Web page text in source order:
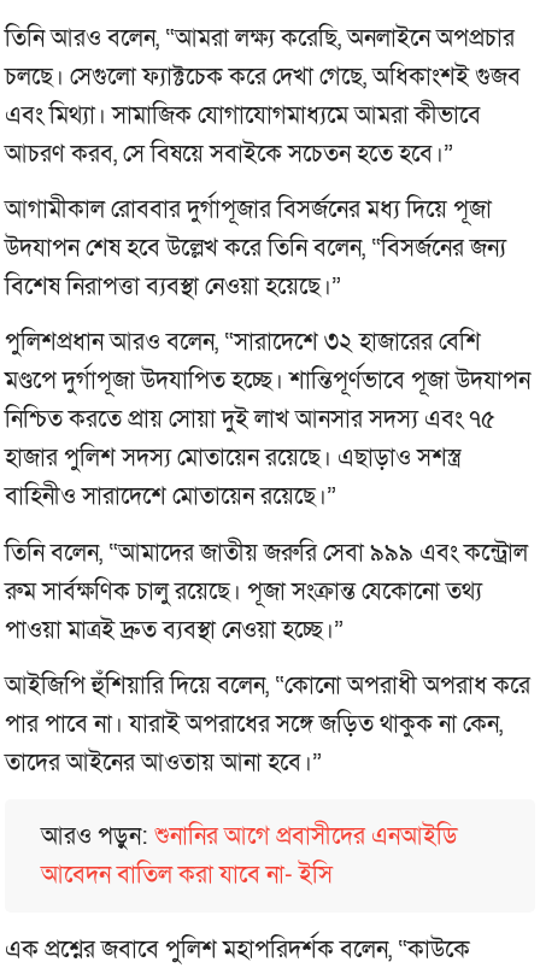
তিনি আরও বলেন, “আমরা লক্ষ্য করেছি, অনলাইনে অপপ্রচার
চলছে। সেগুলো ফ্যাক্টচেক করে দেখা গেছে, অধিকাংশই গুজব
এবং মিথ্যা। সামাজিক যোগাযোগমাধ্যমে আমরা কীভাবে
আচরণ করব, সে বিষয়ে সবাইকে সচেতন হতে হবে।”
আগামীকাল রোববার দুর্গাপূজার বিসর্জনের মধ্য দিয়ে পূজা
উদযাপন শেষ হবে উল্লেখ করে তিনি বলেন, “বিসর্জনের জন্য
বিশেষ নিরাপত্তা ব্যবস্থা নেওয়া হয়েছে।”
পুলিশপ্রধান আরও বলেন, “সারাদেশে ৩২ হাজারের বেশি
মণ্ডপে দুর্গাপূজা উদযাপিত হচ্ছে। শান্তিপূর্ণভাবে পূজা উদযাপন
নিশ্চিত করতে প্রায় সোয়া দুই লাখ আনসার সদস্য এবং ৭৫
হাজার পুলিশ সদস্য মোতায়েন রয়েছে। এছাড়াও সশস্ত্র
বাহিনীও সারাদেশে মোতায়েন রয়েছে।”
তিনি বলেন, “আমাদের জাতীয় জরুরি সেবা ৯৯৯ এবং কন্ট্রোল
রুম সার্বক্ষণিক চালু রয়েছে। পূজা সংক্রান্ত যেকোনো তথ্য
পাওয়া মাত্রই দ্রুত ব্যবস্থা নেওয়া হচ্ছে।”
আইজিপি হুঁশিয়ারি দিয়ে বলেন, “কোনো অপরাধী অপরাধ করে
পার পাবে না। যারাই অপরাধের সঙ্গে জড়িত থাকুক না কেন,
তাদের আইনের আওতায় আনা হবে।”
আরও পড়ুন: শুনানির আগে প্রবাসীদের এনআইডি
আবেদন বাতিল করা যাবে না- ইসি
এক প্রশ্নের জবাবে পুলিশ মহাপরিদর্শক বলেন, “কাউকে